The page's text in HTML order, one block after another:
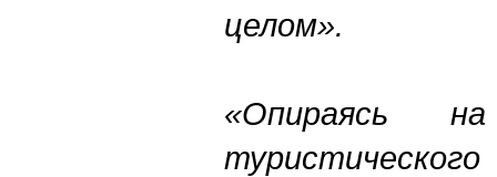
целом».
«Опираясь